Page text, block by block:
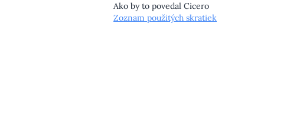
Ako by to povedal Cicero
Zoznam použitých skratiek